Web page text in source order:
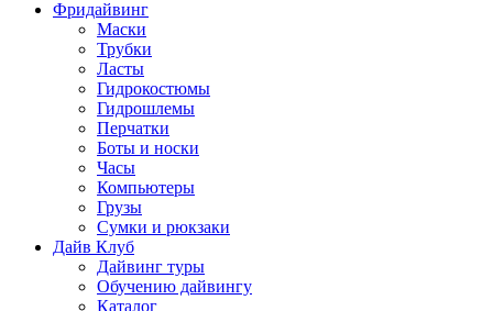
Фридайвинг
Маски
Трубки
Ласты
Гидрокостюмы
Гидрошлемы
Перчатки
Боты и носки
Часы
Компьютеры
Грузы
Сумки и рюкзаки
Дайв Клуб
Дайвинг туры
Обучению дайвингу
Каталог